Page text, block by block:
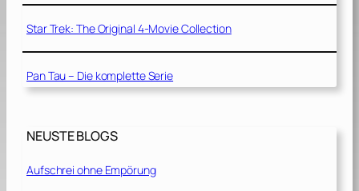
Star Trek: The Original 4-Movie Collection
Pan Tau – Die komplette Serie
NEUSTE BLOGS
Aufschrei ohne Empörung